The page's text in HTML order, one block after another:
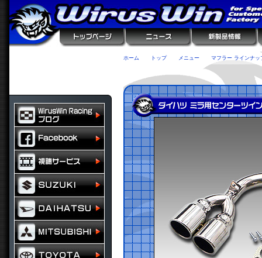
ホーム トップ メニュー マフラー ラインナッ